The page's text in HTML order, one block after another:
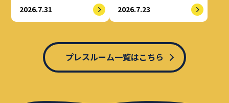
2026.7.31
2026.7.23
プレスルーム一覧はこちら